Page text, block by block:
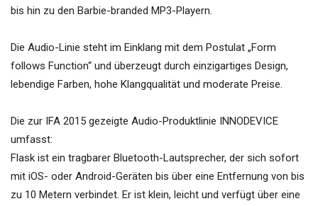
bis hin zu den Barbie-branded MP3-Playern.
Die Audio-Linie steht im Einklang mit dem Postulat „Form
follows Function“ und überzeugt durch einzigartiges Design,
lebendige Farben, hohe Klangqualität und moderate Preise.
Die zur IFA 2015 gezeigte Audio-Produktlinie INNODEVICE
umfasst:
Flask ist ein tragbarer Bluetooth-Lautsprecher, der sich sofort
mit iOS- oder Android-Geräten bis über eine Entfernung von bis
zu 10 Metern verbindet. Er ist klein, leicht und verfügt über eine